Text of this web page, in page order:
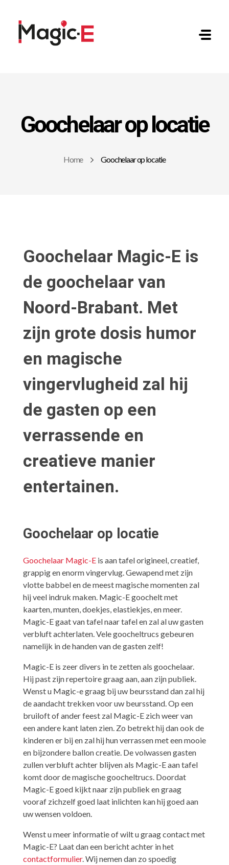
Home Goochelaar op locatie
Goochelaar op locatie
Goochelaar Magic-E is
de goochelaar van
Noord-Brabant. Met
zijn grote dosis humor
en magische
vingervlugheid zal hij
de gasten op een
verrassende en
creatieve manier
entertainen.
Goochelaar op locatie
Goochelaar Magic-E is aan tafel origineel, creatief,
grappig en enorm vingervlug. Gewapend met zijn
vlotte babbel en de meest magische momenten zal
hij veel indruk maken. Magic-E goochelt met
kaarten, munten, doekjes, elastiekjes, en meer.
Magic-E gaat van tafel naar tafel en zal al uw gasten
verbluft achterlaten. Vele goocheltrucs gebeuren
namelijk in de handen van de gasten zelf!
Magic-E is zeer divers in te zetten als goochelaar.
Hij past zijn repertoire graag aan, aan zijn publiek.
Wenst u Magic-e graag bij uw beursstand dan zal hij
de aandacht trekken voor uw beursstand. Op een
bruiloft of ander feest zal Magic-E zich weer van
een andere kant laten zien. Zo betrekt hij dan ook de
kinderen er bij en zal hij hun verrassen met een mooie
en bijzondere ballon creatie. De volwassen gasten
zullen verbluft achter blijven als Magic-E aan tafel
komt door de magische goocheltrucs. Doordat
Magic-E goed kijkt naar zijn publiek en graag
vooraf zichzelf goed laat inlichten kan hij goed aan
uw wensen voldoen.
Wenst u meer informatie of wilt u graag contact met
Magic-E? Laat dan een bericht achter in het
contactformulier. Wij nemen dan zo spoedig